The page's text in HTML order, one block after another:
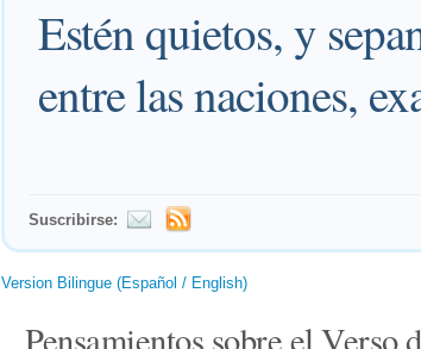
Estén quietos, y
entre las naciones,
Suscribirse:
Version Bilingue (Español / English)
Pensamientos sobre el Verso